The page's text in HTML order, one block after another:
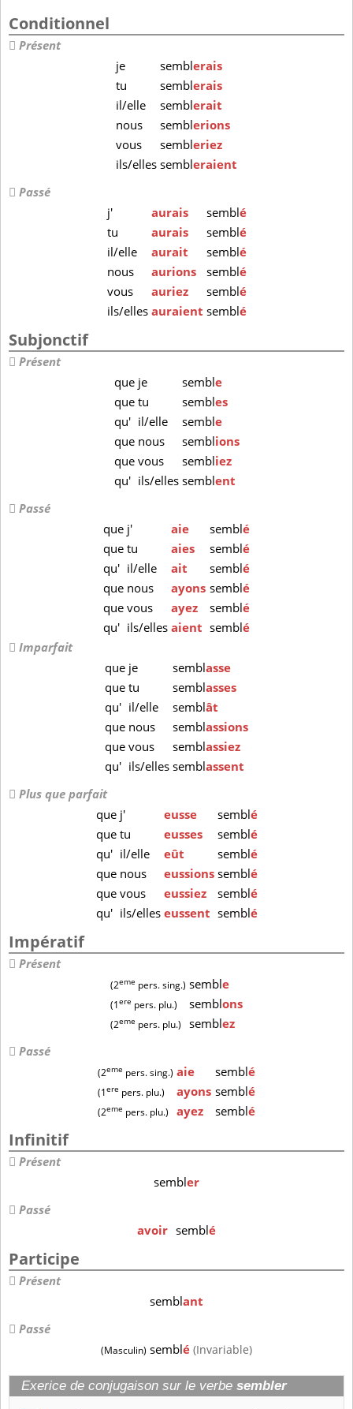
Conditionnel
Présent
je
semblerais
tu
semblerais
il/elle
semblerait
nous
semblerions
vous
sembleriez
ils/ellessembleraient
Passé
j'
aurais semblé
tu
aurais semblé
il/elle
aurait semblé
nous
aurions semblé
vous
auriez semblé
ils/elles auraient semblé
Subjonctif
Présent
que je semble
que tu sembles
qu' il/elle semble
que nous semblions
que vous sembliez
qu' ils/elles semblent
Passé
que j' aie semblé
quetu aies semblé
qu' il/elle ait semblé
que nous ayons semblé
quevous ayez semblé
qu' ils/ellesaient semblé
Imparfait
que je semblasse
quetu semblasses
qu' il/elle semblât
que nous semblassions
quevous semblassiez
qu' ils/ellessemblassent
Plus que parfait
que j' eusse semblé
que tu eusses semblé
qu' il/elle eût semblé
que nous eussions semblé
que vous eussiez semblé
qu' ils/elles eussent semblé
Impératif
Présent
(2eme pers. sing.) semble
(1ere pers. plu.) semblons
(2eme pers. plu.) semblez
Passé
(2eme pers. sing.) aie semblé
(1ere pers. plu.) ayons semblé
(2eme pers. plu.) ayez semblé
Infinitif
Présent
sembler
Passé
avoir semblé
Participe
Présent
semblant
Passé
(Masculin) semblé (Invariable)
Exerice de conjugaison sur le verbe sembler